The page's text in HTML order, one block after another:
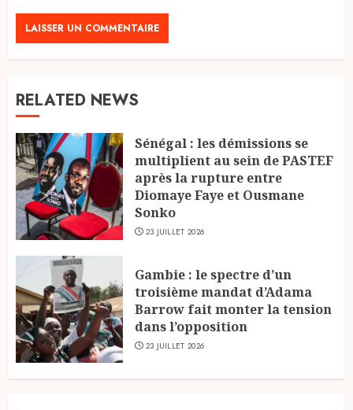
RELATED NEWS
Sénégal : les démissions se
multiplient au sein de PASTEF
après la rupture entre
Diomaye Faye et Ousmane
Sonko
23 JUILLET 2026
Gambie : le spectre d’un
troisième mandat d’Adama
Barrow fait monter la tension
dans l’opposition
23 JUILLET 2026